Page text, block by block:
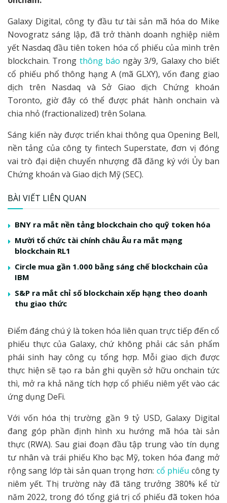
Galaxy Digital, công ty đầu tư tài sản mã hóa do Mike
Novogratz sáng lập, đã trở thành doanh nghiệp niêm
yết Nasdaq đầu tiên token hóa cổ phiếu của mình trên
blockchain. Trong thông báo ngày 3/9, Galaxy cho biết
cổ phiếu phổ thông hạng A (mã GLXY), vốn đang giao
dịch trên Nasdaq và Sở Giao dịch Chứng khoán
Toronto, giờ đây có thể được phát hành onchain và
chia nhỏ (fractionalized) trên Solana.
Sáng kiến này được triển khai thông qua Opening Bell,
nền tảng của công ty fintech Superstate, đơn vị đóng
vai trò đại diện chuyển nhượng đã đăng ký với Ủy ban
Chứng khoán và Giao dịch Mỹ (SEC).
BÀI VIẾT LIÊN QUAN
BNY ra mắt nền tảng blockchain cho quỹ token hóa
Mười tổ chức tài chính châu Âu ra mắt mạng
blockchain RL1
Circle mua gần 1.000 bằng sáng chế blockchain của
IBM
S&P ra mắt chỉ số blockchain xếp hạng theo doanh
thu giao thức
Điểm đáng chú ý là token hóa liên quan trực tiếp đến cổ
phiếu thực của Galaxy, chứ không phải các sản phẩm
phái sinh hay công cụ tổng hợp. Mỗi giao dịch được
thực hiện sẽ tạo ra bản ghi quyền sở hữu onchain tức
thì, mở ra khả năng tích hợp cổ phiếu niêm yết vào các
ứng dụng DeFi.
Với vốn hóa thị trường gần 9 tỷ USD, Galaxy Digital
đang góp phần định hình xu hướng mã hóa tài sản
thực (RWA). Sau giai đoạn đầu tập trung vào tín dụng
tư nhân và trái phiếu Kho bạc Mỹ, token hóa đang mở
rộng sang lớp tài sản quan trọng hơn: cổ phiếu công ty
niêm yết. Thị trường này đã tăng trưởng 380% kể từ
năm 2022, trong đó tổng giá trị cổ phiếu đã token hóa